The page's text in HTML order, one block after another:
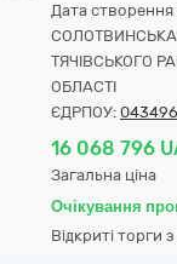
Дата
ТЯЧІВСЬКОГО
ОБЛАСТІ
ЄДРПОУ:
16 068 796
Загальна ціна
Очікування
Відкриті торги